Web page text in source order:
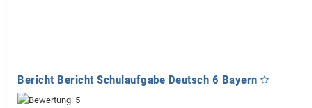
Bericht Bericht Schulaufgabe Deutsch 6 Bayern